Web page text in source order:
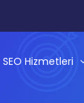
SEO Hizmetleri